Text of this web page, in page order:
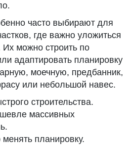
часто выбирают для
где важно уложиться
можно строить по
адаптировать планировку
моечную, предбанник,
или небольшой навес.
строительства.
массивных
планировку.